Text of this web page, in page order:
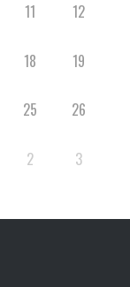
11 12
18 19
25 26
2 3